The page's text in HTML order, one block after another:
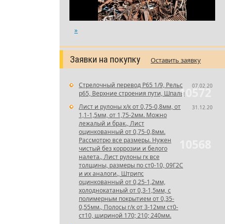
»
Заявки на покупку Оставить заявку
10572
07.02.20
Стрелочный перевод Р65 1/9, Рельс
р65, Верхние строения пути, Шпалы
31.12.20
Лист и рулоны х/к от 0,75-0,8мм, от
1,1-1,5мм, от 1,75-2мм. Можно
лежалый и брак., Лист
оцинкованный от 0,75-0,8мм.
Рассмотрю все размеры. Нужен
чистый без коррозии и белого
налета., Лист рулоны гк все
толщины, размеры по ст0-10, 09Г2С
и их аналоги., Штрипс
оцинкованный от 0,25-1,2мм,
холоднокатаный от 0,3-1,5мм, с
полимерным покрытием от 0,35-
0,55мм., Полосы г/к от 3-12мм ст0-
ст10, шириной 170; 210; 240мм.